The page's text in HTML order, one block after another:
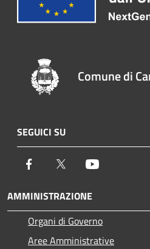
Comune di
SEGUICI SU
Facebook Twitter
AMMINISTRAZIONE
Organi di Governo
Aree Amministrative